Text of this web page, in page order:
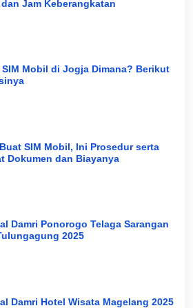
Jam Keberangkatan
Mobil di Jogja Dimana? Berikut
SIM Mobil, Ini Prosedur serta
Dokumen dan Biayanya
Damri Ponorogo Telaga Sarangan
2025
Damri Hotel Wisata Magelang 2025